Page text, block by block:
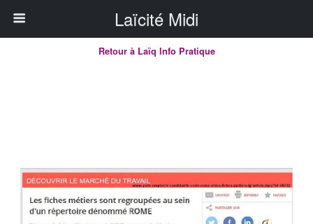
Laïcité Midi
Retour à Laïq Info Pratique